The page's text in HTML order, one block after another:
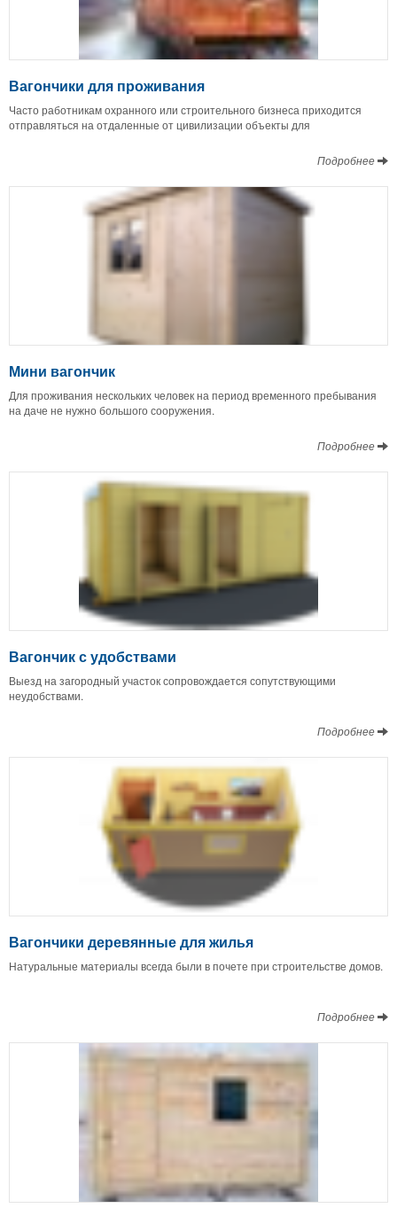
Вагончики для проживания
Часто работникам охранного или строительного бизнеса приходится
отправляться на отдаленные от цивилизации объекты для
Подробнее
Мини вагончик
Для проживания нескольких человек на период временного пребывания
на даче не нужно большого сооружения.
Подробнее
Вагончик с удобствами
Выезд на загородный участок сопровождается сопутствующими
неудобствами.
Подробнее
Вагончики деревянные для жилья
Натуральные материалы всегда были в почете при строительстве домов.
Подробнее